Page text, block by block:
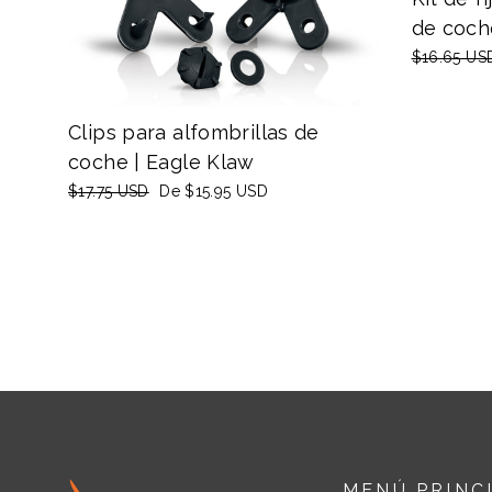
Clips para alfombrillas de
coche | Eagle Klaw
Precio
$17.75 USD
Precio
De$15.95 USD
de
Precio
$16.65